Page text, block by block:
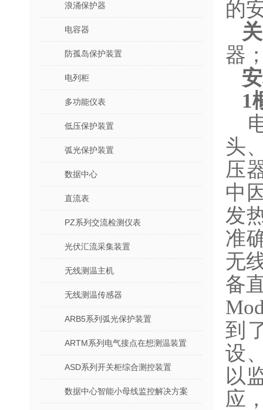
浪涌保护器
电容器
防孤岛保护装置
电列柜
多功能仪表
低压保护装置
弧光保护装置
数据中心
直流表
PZ系列交流检测仪表
光伏汇流采集装置
无线测温主机
无线测温传感器
ARB5系列弧光保护装置
ARTM系列电气接点在想测温装置
ASD系列开关柜综合测控装置
数据中心智能小母线监控解决方案
的
器
1
头
压
中
发
准
无
备
到
设
以
应